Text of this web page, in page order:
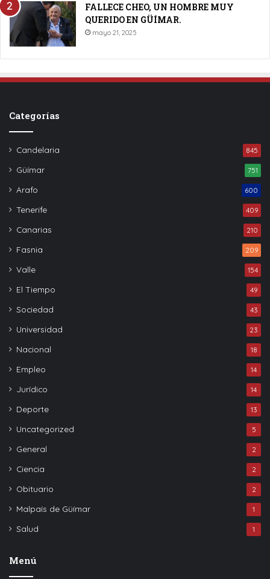
FALLECE CHEO, UN HOMBRE MUY
QUERIDO EN GÜÍMAR.
mayo 21, 2025
Categorías
Candelaria 845
Güímar 751
Arafo 600
Tenerife 409
Canarias 210
Fasnia 209
Valle 154
El Tiempo 49
Sociedad 43
Universidad 23
Nacional 18
Empleo 14
Jurídico 14
Deporte 13
Uncategorized 5
General 2
Ciencia 2
Obituario 2
Malpaís de Güímar 1
Salud 1
Menú